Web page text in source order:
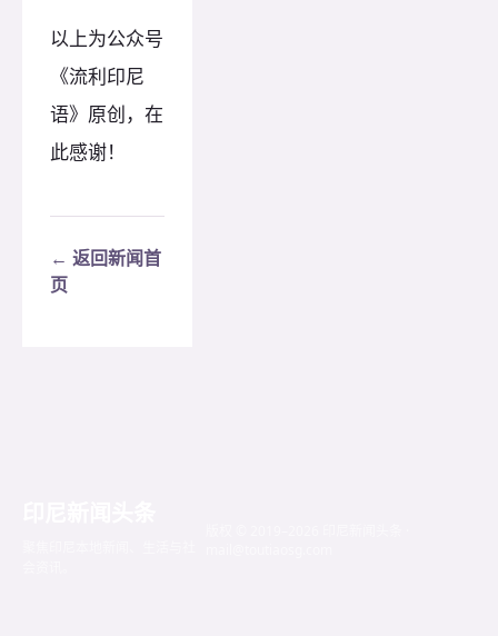
以上为公众号
《流利印尼
语》原创，在
此感谢！
← 返回新闻首
页